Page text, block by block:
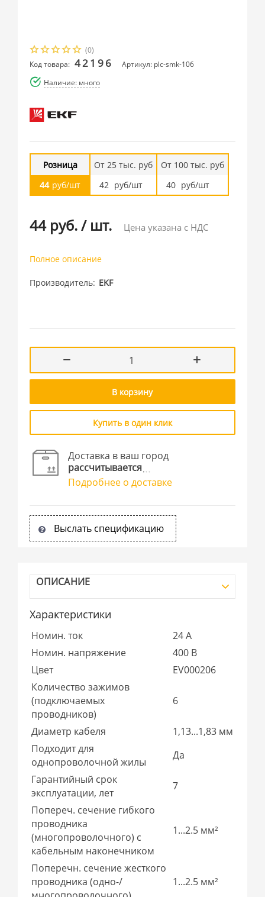
(0)
Код товара: 42196
Артикул: plc-smk-106
Наличие: много
Розница
44 руб/шт
От 25 тыс. руб
42 руб/шт
От 100 тыс. руб
40 руб/шт
44 руб./ шт. Цена указана с НДС
Полное описание
Производитель EKF
В корзину
Купить в один клик
Доставка в ваш город
рассчитывается
Подробнее о доставке
Выслать спецификацию
ОПИСАНИЕ
Характеристики
Номин. ток
24 А
Номин. напряжение
400 В
Цвет
EV000206
Количество зажимов
(подключаемых
проводников)
6
Диаметр кабеля
1,13...1,83 мм
Подходит для
однопроволочной жилы
Да
Гарантийный срок
эксплуатации, лет
7
Попереч. сечение гибкого
проводника
(многопроволочного) с
кабельным наконечником
1...2.5 мм²
Поперечн. сечение жесткого
проводника (одно-/
1...2.5 мм²